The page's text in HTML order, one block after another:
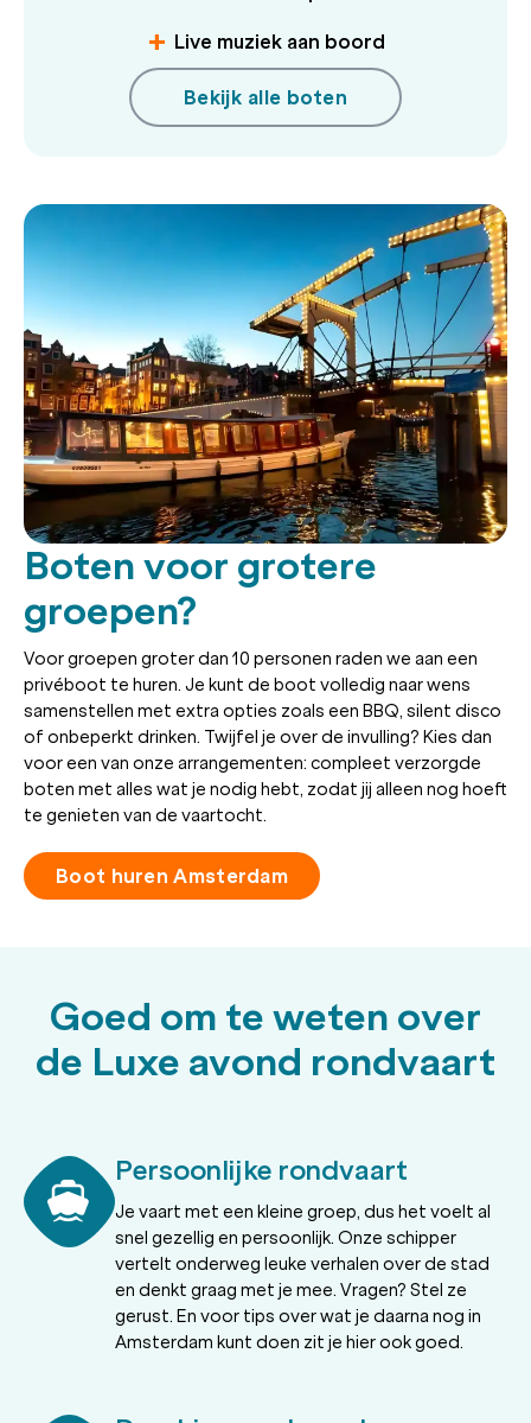
Live muziek aan boord
Bekijk alle boten
Boten voor grotere
groepen?
Voor groepen groter dan 10 personen raden we aan een
privéboot te huren. Je kunt de boot volledig naar wens
samenstellen met extra opties zoals een BBQ, silent disco
of onbeperkt drinken. Twijfel je over de invulling? Kies dan
voor een van onze arrangementen: compleet verzorgde
boten met alles wat je nodig hebt, zodat jij alleen nog hoeft
te genieten van de vaartocht.
Boot huren Amsterdam
Goed om te weten over
de Luxe avond rondvaart
Persoonlijke rondvaart
Je vaart met een kleine groep, dus het voelt al
snel gezellig en persoonlijk. Onze schipper
vertelt onderweg leuke verhalen over de stad
en denkt graag met je mee. Vragen? Stel ze
gerust. En voor tips over wat je daarna nog in
Amsterdam kunt doen zit je hier ook goed.